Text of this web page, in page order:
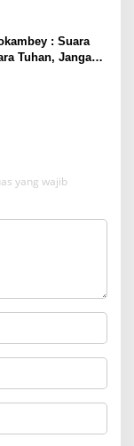
: Suara
Tuhan, Jangan
yang wajib